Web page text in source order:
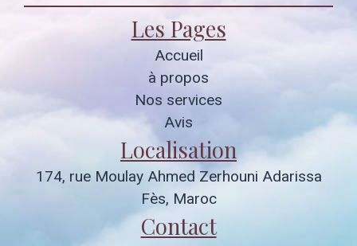
Les Pages
Accueil
à propos
Nos services
Avis
Localisation
174, rue Moulay Ahmed Zerhouni Adarissa
Fès, Maroc
Contact